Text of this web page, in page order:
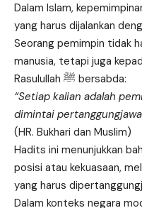
Dalam Islam,
yang harus dijalankan
Seorang pemimpin tidak
manusia, tetapi juga
Rasulullah ﷺ bersabda:
“Setiap kalian adalah
dimintai
(HR. Bukhari dan Muslim)
Hadits ini menunjukkan
posisi atau kekuasaan,
yang harus
Dalam konteks negara